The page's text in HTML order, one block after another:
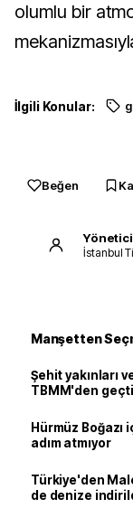
olumlu bir
İlgili Konular:
Beğen
Yönetici
İstanbul
Manşetten
Şehit yakınları
TBMM'den geçti
Hürmüz
adım atmıyor
Türkiye'den
de denize